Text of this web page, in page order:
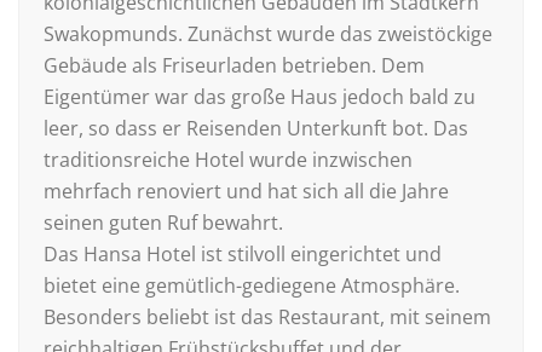
Swakopmunds. Zunächst wurde das zweistöckige
Gebäude als Friseurladen betrieben. Dem
Eigentümer war das große Haus jedoch bald zu
leer, so dass er Reisenden Unterkunft bot. Das
traditionsreiche Hotel wurde inzwischen
mehrfach renoviert und hat sich all die Jahre
seinen guten Ruf bewahrt.
Das Hansa Hotel ist stilvoll eingerichtet und
bietet eine gemütlich-gediegene Atmosphäre.
Besonders beliebt ist das Restaurant, mit seinem